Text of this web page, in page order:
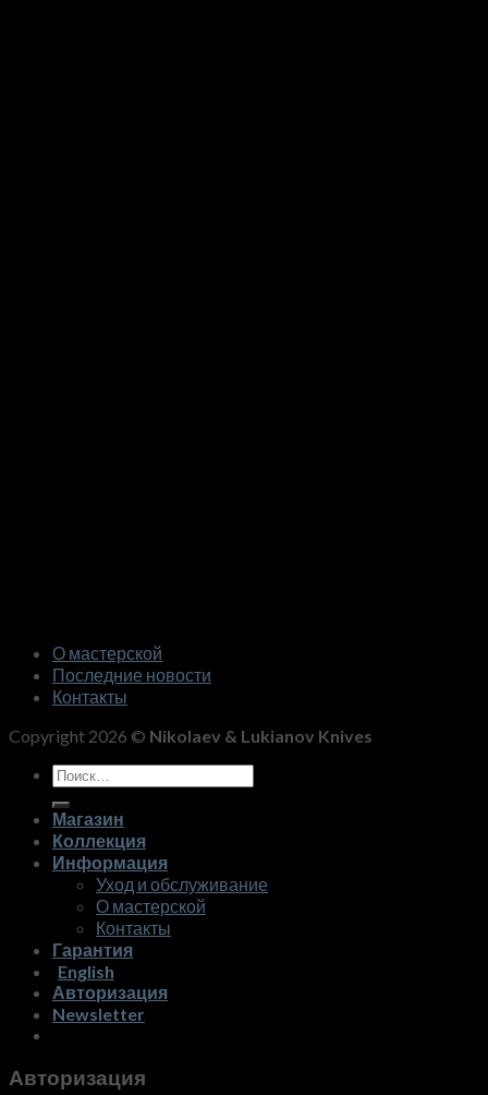
О мастерской
Последние новости
Контакты
Copyright 2026 © Nikolaev & Lukianov Knives
Искать:
Магазин
Коллекция
Информация
Уход и обслуживание
О мастерской
Контакты
Гарантия
English
Авторизация
Newsletter
Авторизация